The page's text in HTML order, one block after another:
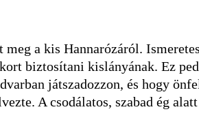
meg a kis Hannarózáról.
biztosítani kislányának. Ez
játszadozzon, és hogy
A csodálatos, szabad ég